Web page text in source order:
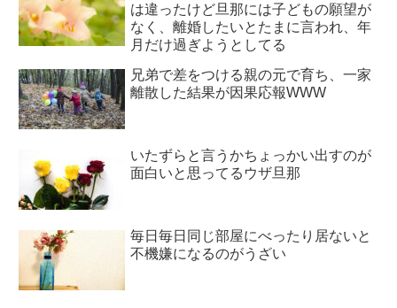
は違ったけど旦那には子どもの願望が
なく、離婚したいとたまに言われ、年
月だけ過ぎようとしてる
兄弟で差をつける親の元で育ち、一家
離散した結果が因果応報WWW
いたずらと言うかちょっかい出すのが
面白いと思ってるウザ旦那
毎日毎日同じ部屋にべったり居ないと
不機嫌になるのがうざい